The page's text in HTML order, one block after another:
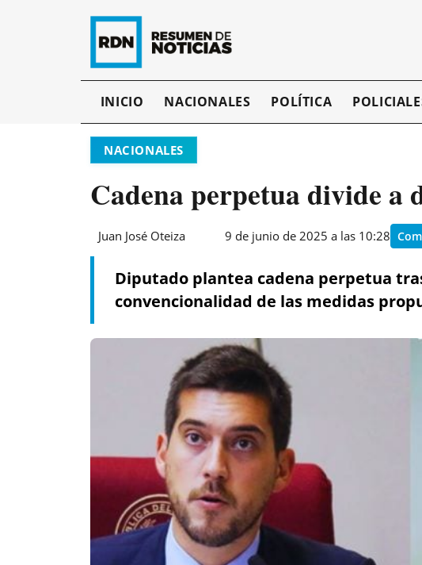
INICIO NACIONALES POLÍTICA
NACIONALES
Cadena perpetua divide a
Juan José Oteiza 9 de junio de 2025 a las 10:28
Diputado plantea cadena perpetua
convencionalidad de las medidas